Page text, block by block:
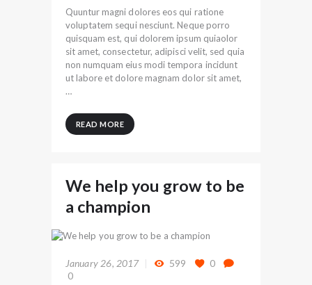
Quuntur magni dolores eos qui ratione
voluptatem sequi nesciunt. Neque porro
quisquam est, qui dolorem ipsum quiaolor
sit amet, consectetur, adipisci velit, sed quia
non numquam eius modi tempora incidunt
ut labore et dolore magnam dolor sit amet,
…
READ MORE
We help you grow to be
a champion
January 26, 2017 599
0
0